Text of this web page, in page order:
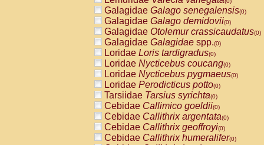
AtelidaeAteles belzebuth(0)
AtelidaeAteles geoffroyi(0)
AtelidaeAteles paniscus(0)
AtelidaeAtelesspp.(0)
Atelidae Lagothrix lagothricha
AtelidaeLagothrix lagothricha cana
PitheciidaeCacajao calvus
PitheciidaeCallicebus cupreus
PitheciidaeCallicebus donacophilus
PitheciidaeCallicebus moloch
PitheciidaeCallicebus torquatus
PitheciidaeCallicebusspp.(0)
PitheciidaeChiropotes satanas(0)
Galagidae Galago senegalensis(0)
Galagidae Galago demidovii(0)
Galagidae Otolemur crassicaudatus(0)
Galagidae Galagidae spp.(0)
Loridae Loris tardigradus(0)
Loridae Nycticebus coucang(0)
Loridae Nycticebus pygmaeus(0)
Loridae Perodicticus potto(0)
Tarsiidae Tarsius syrichta(0)
Cebidae Callimico goeldii(0)
Cebidae Callithrix argentata(0)
Cebidae Callithrix geoffroyi(0)
Cebidae Callithrix humeralifer(0)